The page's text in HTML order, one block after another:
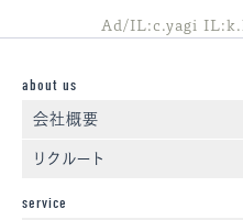
Ad/IL:c.yagi
about us
会社概要
リクルート
service